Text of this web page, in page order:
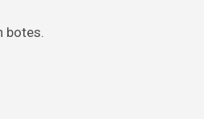
botes.